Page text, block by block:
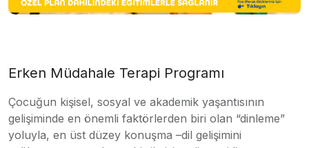
Erken Müdahale Terapi Programı
Çocuğun kişisel, sosyal ve akademik yaşantısının
gelişiminde en önemli faktörlerden biri olan “dinleme”
yoluyla, en üst düzey konuşma –dil gelişimini